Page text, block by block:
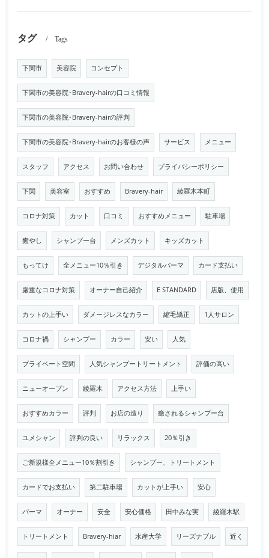
タグ Tags
下関市 美容院 コンセプト
下関市の美容院･Bravery-hairの口コミ情報
下関市の美容院･Bravery-hairの評判
下関市の美容院･Bravery-hairのお客様の声 サービス メニュー
スタッフ アクセス お問い合わせ プライバシーポリシー
下関 美容室 おすすめ Bravery-hair 綾羅木本町
コロナ対策 カット 口コミ おすすめメニュー 駐車場
癒やし シャンプー台 メンズカット キッズカット
もってけ 全メニュー10％引き デジタルパーマ カード支払い
厳重なコロナ対策 オーナー自己紹介 E STANDARD 店版、使用
カットの上手い ダメージレスなカラー 縮毛矯正 1人サロン
コロナ禍 シャンプー カラー 安い 人気
プライベート空間 人気シャンプートリートメント 評価の高い
ニューオープン 綾羅木 アクセス方法 上手い
おすすめカラー 評判 お店の造り 癒されるシャンプー台
ユメシャン 評判の良い リラックス 20％引き
ご新規様全メニュー10％割引き シャンプー、トリートメント
カードでお支払い 第二駐車場 カットが上手い 安心
パーマ オーナー 安全 安心価格 田中みな実 綾羅木駅
トリートメント Bravery-hiar 水産大学 リーズナブル 近く